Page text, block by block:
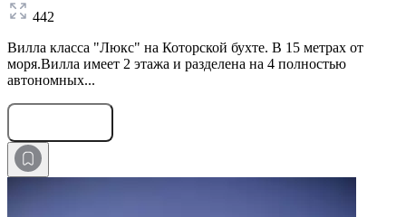
442
Вилла класса "Люкс" на Которской бухте. В 15 метрах от
моря.Вилла имеет 2 этажа и разделена на 4 полностью
автономных...